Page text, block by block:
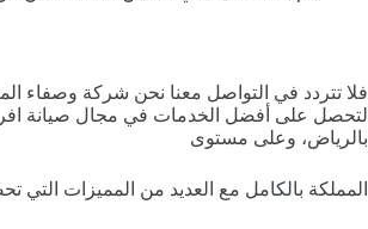
فلا تتردد في التواصل معنا نحن شركة وصفاء
لتحصل على أفضل الخدمات في مجال صيانة
بالرياض، وعلى مستوى
المملكة بالكامل مع العديد من المميزات التي